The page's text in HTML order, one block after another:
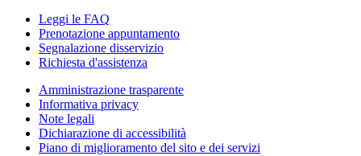
Leggi le FAQ
Prenotazione appuntamento
Segnalazione disservizio
Richiesta d'assistenza
Amministrazione trasparente
Informativa privacy
Note legali
Dichiarazione di accessibilità
Piano di miglioramento del sito e dei servizi